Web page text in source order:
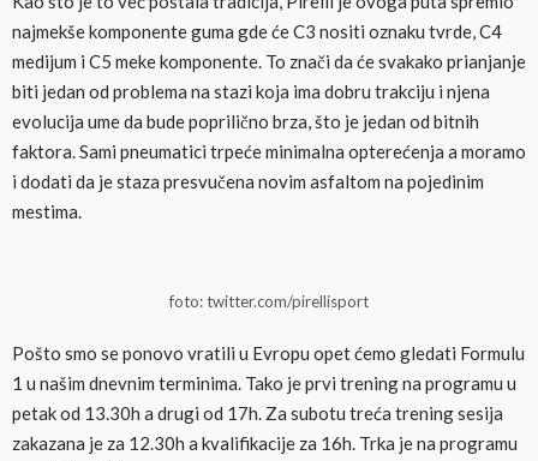
najmekše komponente guma gde će C3 nositi oznaku tvrde, C4
medijum i C5 meke komponente. To znači da će svakako prianjanje
biti jedan od problema na stazi koja ima dobru trakciju i njena
evolucija ume da bude poprilično brza, što je jedan od bitnih
faktora. Sami pneumatici trpeće minimalna opterećenja a moramo
i dodati da je staza presvučena novim asfaltom na pojedinim
mestima.
foto: twitter.com/pirellisport
Pošto smo se ponovo vratili u Evropu opet ćemo gledati Formulu
1 u našim dnevnim terminima. Tako je prvi trening na programu u
petak od 13.30h a drugi od 17h. Za subotu treća trening sesija
zakazana je za 12.30h a kvalifikacije za 16h. Trka je na programu